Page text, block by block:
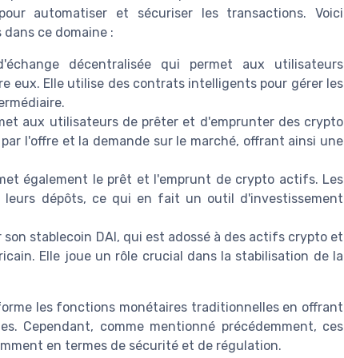
automatiser et sécuriser les transactions. Voici
ce domaine :
décentralisée qui permet aux utilisateurs
eux. Elle utilise des contrats intelligents pour gérer les
aux utilisateurs de prêter et d'emprunter des crypto
l'offre et la demande sur le marché, offrant ainsi une
également le prêt et l'emprunt de crypto actifs. Les
dépôts, ce qui en fait un outil d'investissement
stablecoin DAI, qui est adossé à des actifs crypto et
Elle joue un rôle crucial dans la stabilisation de la
les fonctions monétaires traditionnelles en offrant
Cependant, comme mentionné précédemment, ces
en termes de sécurité et de régulation.